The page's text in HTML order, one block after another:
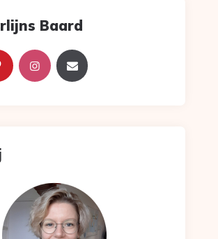
Baard